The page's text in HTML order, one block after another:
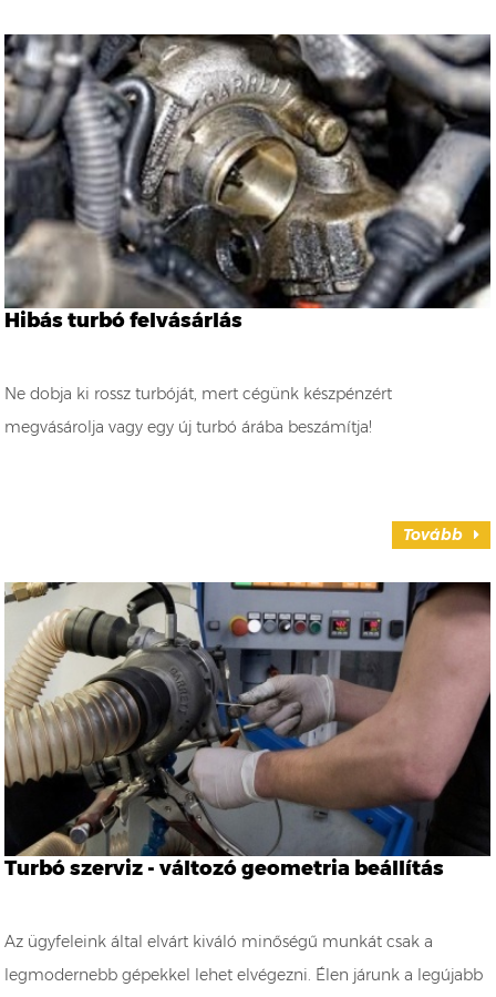
Hibás turbó felvásárlás
Ne dobja ki rossz turbóját, mert cégünk készpénzért
megvásárolja vagy egy új turbó árába beszámítja!
Tovább
Turbó szerviz - változó geometria beállítás
Az ügyfeleink által elvárt kiváló minőségű munkát csak a
legmodernebb gépekkel lehet elvégezni. Élen járunk a legújabb